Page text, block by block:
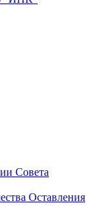
Совета
Оставления